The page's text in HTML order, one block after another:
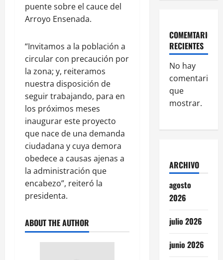
puente sobre el cauce del
Arroyo Ensenada.
“Invitamos a la población a
circular con precaución por
la zona; y, reiteramos
nuestra disposición de
seguir trabajando, para en
los próximos meses
inaugurar este proyecto
que nace de una demanda
ciudadana y cuya demora
obedece a causas ajenas a
la administración que
encabezo”, reiteró la
presidenta.
ABOUT THE AUTHOR
COMEMTARIOS
RECIENTES
No hay
comentarios
que
mostrar.
ARCHIVO
agosto
2026
julio 2026
junio 2026